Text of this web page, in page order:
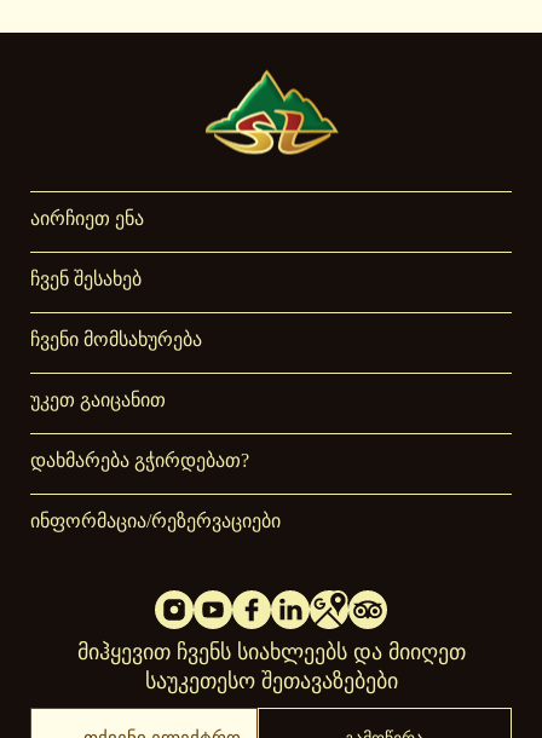
აირჩიეთ ენა
ჩვენ შესახებ
ჩვენი მომსახურება
უკეთ გაიცანით
დახმარება გჭირდებათ?
ინფორმაცია/რეზერვაციები
მიჰყევით ჩვენს სიახლეებს და მიიღეთ
საუკეთესო შეთავაზებები